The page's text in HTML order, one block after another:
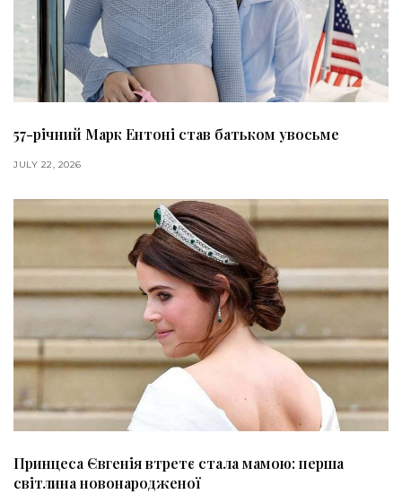
57-річний Марк Ентоні став батьком увосьме
JULY 22, 2026
Принцеса Євгенія втретє стала мамою: перша
світлина новонародженої